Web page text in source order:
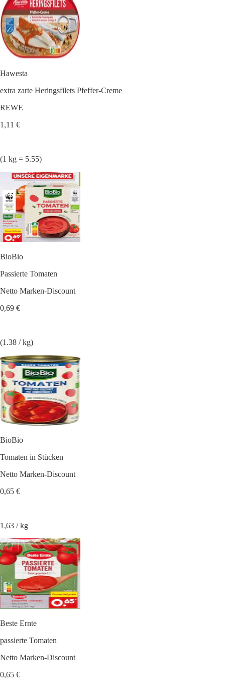
Hawesta
extra zarte Heringsfilets Pfeffer-Creme
REWE
1,11 €
(1 kg = 5.55)
BioBio
Passierte Tomaten
Netto Marken-Discount
0,69 €
(1.38 / kg)
BioBio
Tomaten in Stücken
Netto Marken-Discount
0,65 €
1,63 / kg
Beste Ernte
passierte Tomaten
Netto Marken-Discount
0,65 €